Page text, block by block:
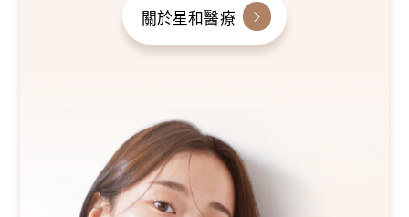
關於星和醫療